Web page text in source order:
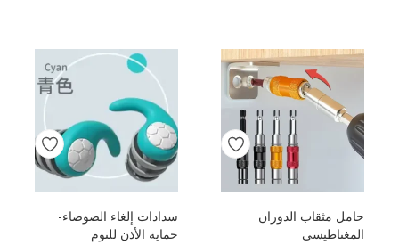
حامل مثقاب الدوران
المغناطيسي
سدادات إلغاء الضوضاء-
حماية الأذن للنوم